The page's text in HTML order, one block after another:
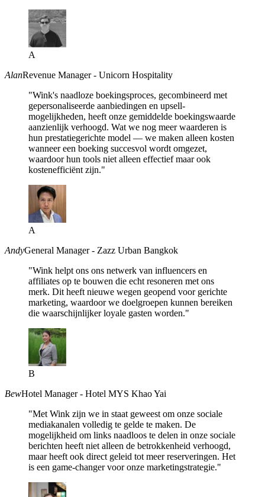
A
AlanRevenue Manager - Unicorn Hospitality
"Wink's naadloze boekingsproces, gecombineerd met
gepersonaliseerde aanbiedingen en upsell-
mogelijkheden, heeft onze gemiddelde boekingswaarde
aanzienlijk verhoogd. Wat we nog meer waarderen is
hun prestatiegerichte model — we maken alleen kosten
wanneer een boeking succesvol wordt omgezet,
waardoor hun tools niet alleen effectief maar ook
kostenefficiënt zijn."
A
AndyGeneral Manager - Zazz Urban Bangkok
"Wink helpt ons ons netwerk van influencers en
affiliates op te bouwen die echt resoneren met ons
merk. Dit heeft nieuwe wegen geopend voor gerichte
marketing, waardoor we doelgroepen kunnen bereiken
die waarschijnlijker loyale gasten worden."
B
BewHotel Manager - Hotel MYS Khao Yai
"Met Wink zijn we in staat geweest om onze sociale
mediakanalen volledig te gelde te maken. De
mogelijkheid om links naadloos te delen in onze sociale
berichten heeft niet alleen de betrokkenheid verhoogd,
maar heeft ook direct geleid tot meer reserveringen. Het
is een game-changer voor onze marketingstrategie."